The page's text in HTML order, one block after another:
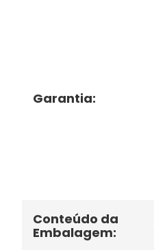
Garantia:
Conteúdo da
Embalagem: